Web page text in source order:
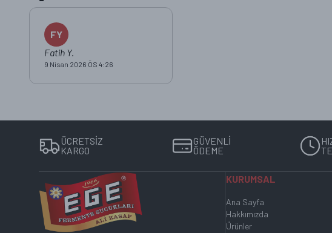
Kuzu Küşleme ürünümüz yüzde 100 seçme dana eti ve dana yağından üretilir.
Kuzu Küşleme kargo ile gelirken bozulur mu?
Kuzu Küşleme ürünümüz özel soğuk zincir ambalajlarda, buz jelleri ile birlikte
Kuzu Küşleme nasıl saklanmalı?
Kuzu Küşleme üretim tarihinden itibaren soğukta muhafaza edilmek kaydıyla
FY
Fatih Y.
9 Nisan 2026 ÖS 4:26
ÜCRETSİZ
KARGO
GÜVENLİ
ÖDEME
KURUMSAL
Ana Sayfa
Hakkımızda
Ürünler